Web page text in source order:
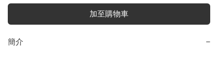
加至購物車
簡介 −